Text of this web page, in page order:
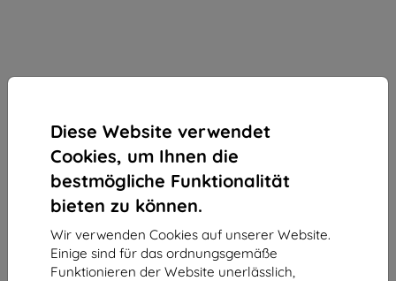
Diese Website verwendet
Cookies, um Ihnen die
bestmögliche Funktionalität
bieten zu können.
Wir verwenden Cookies auf unserer Website.
Einige sind für das ordnungsgemäße
Funktionieren der Website unerlässlich,
3mk StratCore700 Schutzfolie für Vivo X300
Geeignet für: Vivo X300